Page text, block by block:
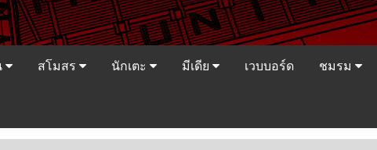
สโมสร นักเตะ มีเดีย เวบบอร์ด ชมรม